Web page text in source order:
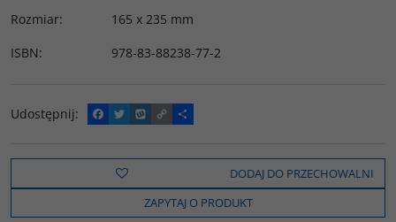
Rozmiar:
165 x 235 mm
ISBN: 978-83-88238-77-2
Udostępnij:
F
a
e
o
k
T
w
t
t
e
W
y
o
C
o
y
i
n
k
P
o
z
e
l
s
DODAJ DO PRZECHOWALNI
ZAPYTAJ O PRODUKT